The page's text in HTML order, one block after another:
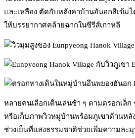
และเหลือง ตัดกับหลังคาบ้านฮันอกสีเข้ม
ให้บรรยากาศคล้ายฉากในซีรีส์เกาหลี
หลายคนเลือกเดินเล่นช้า ๆ ตามตรอกเล็
หรือเก็บภาพวิวหมู่บ้านพร้อมภูเขาด้านหลั
ช่วงเย็นที่แสงธรรมชาติช่วยเพิ่มความละ